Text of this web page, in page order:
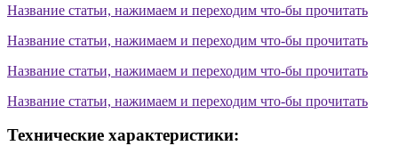
Название статьи, нажимаем и переходим что-бы прочитать
Название статьи, нажимаем и переходим что-бы прочитать
Название статьи, нажимаем и переходим что-бы прочитать
Название статьи, нажимаем и переходим что-бы прочитать
Технические характеристики: